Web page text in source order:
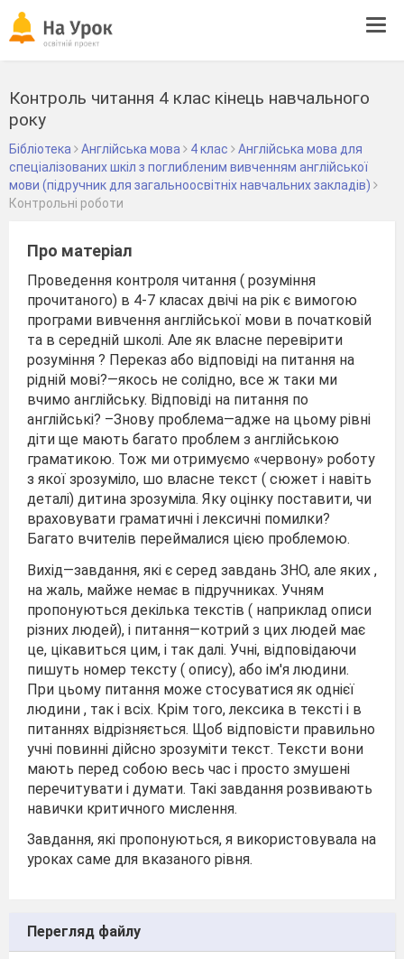
Контроль читання 4 клас кінець навчального
року
Бібліотека Англійська мова 4 клас
Англійська мова для
спеціалізованих шкіл з поглибленим вивченням англійської
мови (підручник для загальноосвітніх навчальних закладів)
Контрольні роботи
Про матеріал
Проведення контроля читання ( розуміння
прочитаного) в 4-7 класах двічі на рік є вимогою
програми вивчення англійської мови в початковій
та в середній школі. Але як власне перевірити
розуміння ? Переказ або відповіді на питання на
рідній мові?—якось не солідно, все ж таки ми
вчимо англійську. Відповіді на питання по
англійські? –Знову проблема—адже на цьому рівні
діти ще мають багато проблем з англійською
граматикою. Тож ми отримуємо «червону» роботу
з якої зрозуміло, шо власне текст ( сюжет і навіть
деталі) дитина зрозуміла. Яку оцінку поставити, чи
враховувати граматичні і лексичні помилки?
Багато вчителів переймалися цією проблемою.
Вихід—завдання, які є серед завдань ЗНО, але яких ,
на жаль, майже немає в підручниках. Учням
пропонуються декілька текстів ( наприклад описи
різних людей), і питання—котрий з цих людей має
це, цікавиться цим, і так далі. Учні, відповідаючи
пишуть номер тексту ( опису), або ім'я людини.
При цьому питання може стосуватися як однієї
людини , так і всіх. Крім того, лексика в тексті і в
питаннях відрізняється. Щоб відповісти правильно
учні повинні дійсно зрозуміти текст. Тексти вони
мають перед собою весь час і просто змушені
перечитувати і думати. Такі завдання розвивають
навички критичного мислення.
Завдання, які пропонуються, я використовувала на
уроках саме для вказаного рівня.
Перегляд файлу